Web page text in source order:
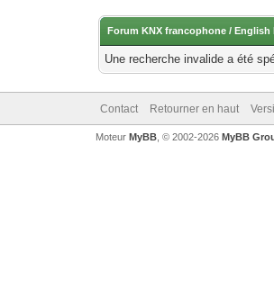
Forum KNX francophone / English
Une recherche invalide a été
Contact Retourner en haut
Moteur MyBB, © 2002-2026 MyBB